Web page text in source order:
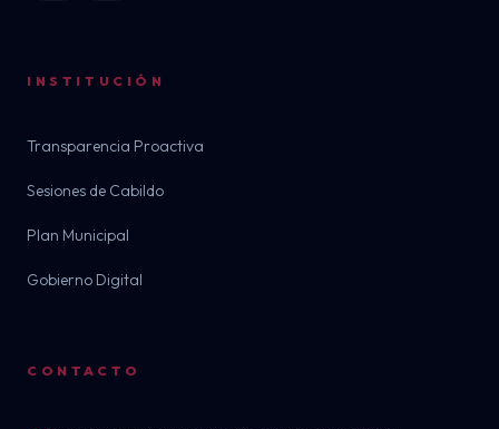
INSTITUCIÓN
Transparencia Proactiva
Sesiones de Cabildo
Plan Municipal
Gobierno Digital
CONTACTO